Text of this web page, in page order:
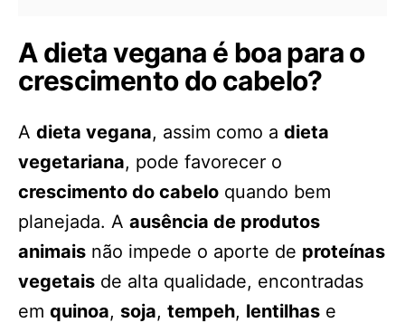
A dieta vegana é boa para o
crescimento do cabelo?
A dieta vegana, assim como a dieta
vegetariana, pode favorecer o
crescimento do cabelo quando bem
planejada. A ausência de produtos
animais não impede o aporte de proteínas
vegetais de alta qualidade, encontradas
em quinoa, soja, tempeh, lentilhas e